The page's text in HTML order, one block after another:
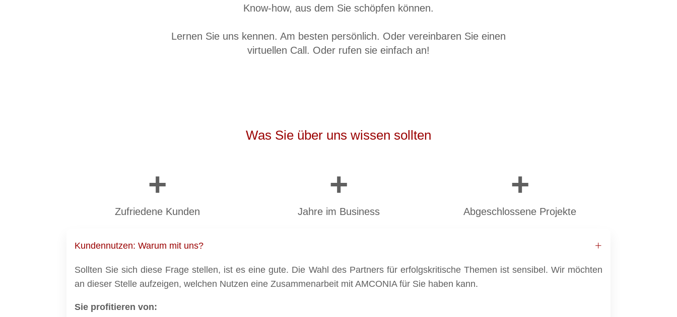
Know-how, aus dem Sie schöpfen können.
Lernen Sie uns kennen. Am besten persönlich. Oder vereinbaren Sie einen
virtuellen Call. Oder rufen sie einfach an!
Was Sie über uns wissen sollten
+
Zufriedene Kunden
+
Jahre im Business
+
Abgeschlossene Projekte
Kundennutzen: Warum mit uns?
Sollten Sie sich diese Frage stellen, ist es eine gute. Die Wahl des Partners für erfolgskritische Themen ist sensibel. Wir möchten
an dieser Stelle aufzeigen, welchen Nutzen eine Zusammenarbeit mit AMCONIAfür Sie haben kann.
Sie profitieren von: